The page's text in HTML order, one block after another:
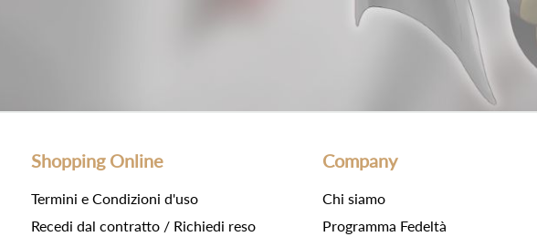
Shopping Online
Termini e Condizioni d'uso
Recedi dal contratto / Richiedi reso
Company
Chi siamo
Programma Fedeltà